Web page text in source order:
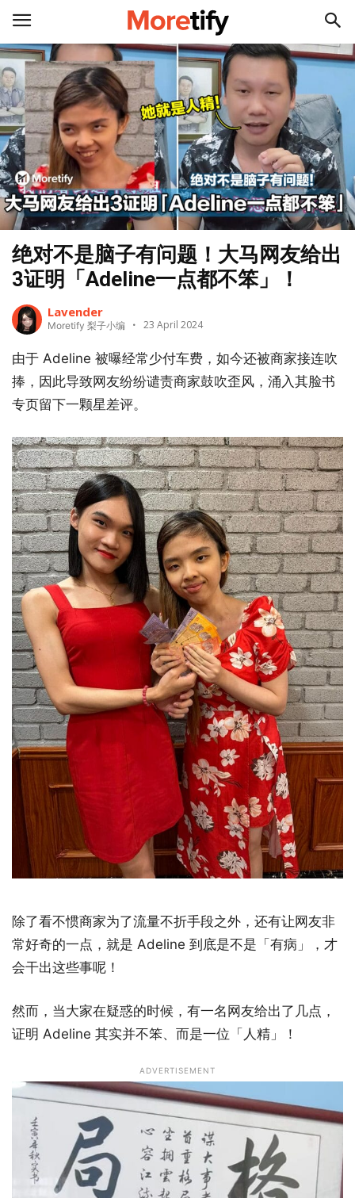
绝对不是脑子有问题！大马网友给出
3证明「Adeline一点都不笨」！
Lavender
Moretify 梨子小编 23 April 2024
由于 Adeline 被曝经常少付车费，如今还被商家接连吹
捧，因此导致网友纷纷谴责商家鼓吹歪风，涌入其脸书
专页留下一颗星差评。
除了看不惯商家为了流量不折手段之外，还有让网友非
常好奇的一点，就是 Adeline 到底是不是「有病」，才
会干出这些事呢！
然而，当大家在疑惑的时候，有一名网友给出了几点，
证明 Adeline 其实并不笨、而是一位「人精」！
ADVERTISEMENT